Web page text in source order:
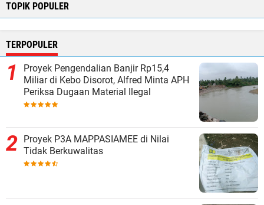
TOPIK POPULER
TERPOPULER
Proyek Pengendalian Banjir Rp15,4
Miliar di Kebo Disorot, Alfred Minta APH
Periksa Dugaan Material Ilegal
Proyek P3A MAPPASIAMEE di Nilai
Tidak Berkuwalitas